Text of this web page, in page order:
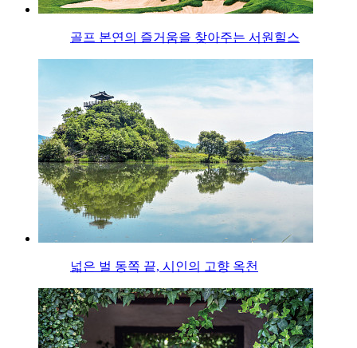
골프 본연의 즐거움을 찾아주는 서원힐스
넓은 벌 동쪽 끝, 시인의 고향 옥천